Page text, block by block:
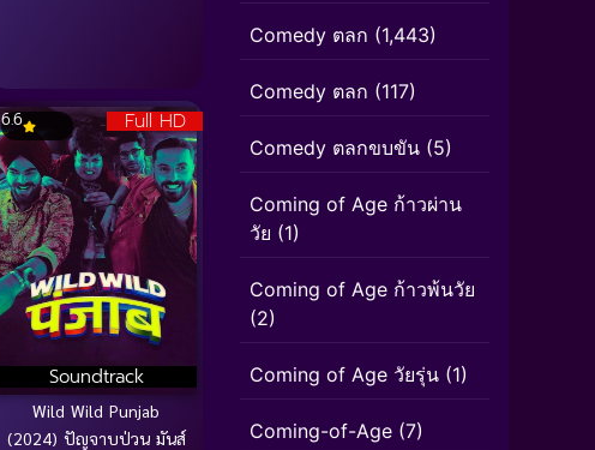
Full HD
Soundtrack
6.6
Wild Wild Punjab
(2024) ปัญจาบป่วน มันส์
Comedy ตลก (1,443)
Comedy ตลก (117)
Comedy ตลกขบขัน (5)
Coming of Age ก้าวผ่าน
วัย (1)
Coming of Age ก้าวพ้นวัย
(2)
Coming of Age วัยรุ่น (1)
Coming-of-Age (7)